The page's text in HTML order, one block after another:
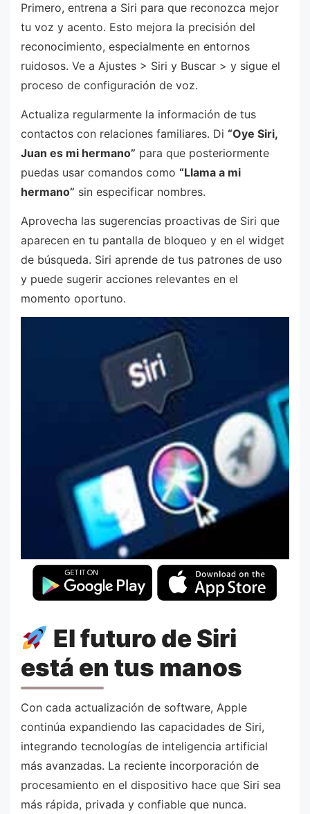
Primero, entrena a Siri para que reconozca mejor
tu voz y acento. Esto mejora la precisión del
reconocimiento, especialmente en entornos
ruidosos. Ve a Ajustes > Siri y Buscar > y sigue el
proceso de configuración de voz.
Actualiza regularmente la información de tus
contactos con relaciones familiares. Di “Oye Siri,
Juan es mi hermano” para que posteriormente
puedas usar comandos como “Llama a mi
hermano” sin especificar nombres.
Aprovecha las sugerencias proactivas de Siri que
aparecen en tu pantalla de bloqueo y en el widget
de búsqueda. Siri aprende de tus patrones de uso
y puede sugerir acciones relevantes en el
momento oportuno.
El futuro de Siri
está en tus manos
Con cada actualización de software, Apple
continúa expandiendo las capacidades de Siri,
integrando tecnologías de inteligencia artificial
más avanzadas. La reciente incorporación de
procesamiento en el dispositivo hace que Siri sea
más rápida, privada y confiable que nunca.